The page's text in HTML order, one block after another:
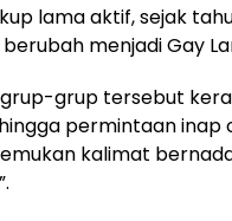
lama aktif, sejak
menjadi Gay
grup tersebut
permintaan
kalimat